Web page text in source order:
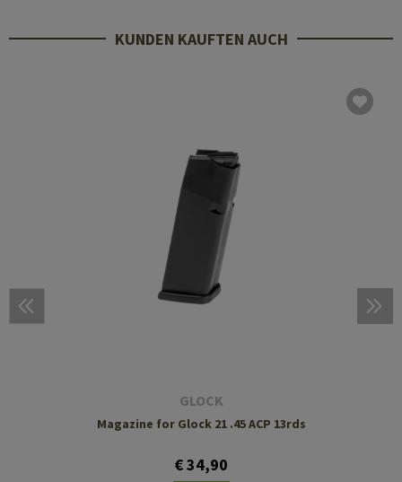
KUNDEN KAUFTEN AUCH
GLOCK
Magazine for Glock 21 .45 ACP 13rds
€ 34,90